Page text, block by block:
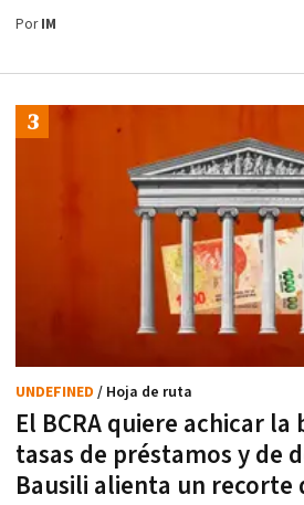
PorIM
El BCRA quiere achicar
tasas de préstamos y de
Bausili alienta un recorte
UNDEFINED / Hoja de ruta